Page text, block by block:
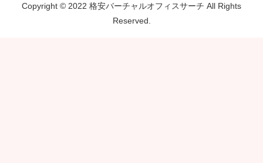
Copyright © 2022 格安バーチャルオフィスサーチ All Rights
Reserved.